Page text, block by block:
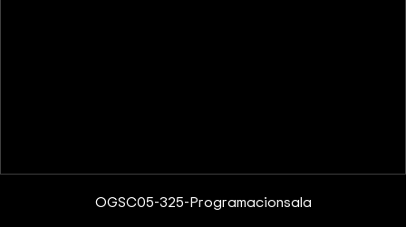
OGSC05-325-Programacionsala